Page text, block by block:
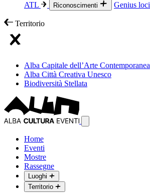
ATL Riconoscimenti Genius loci
Territorio
Alba Capitale dell’Arte Contemporanea
Alba Città Creativa Unesco
Biodiversità Stellata
Home
Eventi
Mostre
Rassegne
Luoghi
Territorio